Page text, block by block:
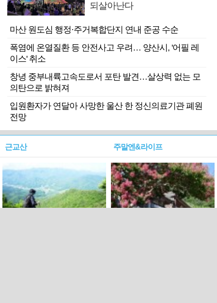
되살아난다
마산 원도심 행정·주거복합단지 연내 준공 수순
폭염에 온열질환 등 안전사고 우려… 양산시, '어필 레
이스' 취소
창녕 중부내륙고속도로서 포탄 발견…살상력 없는 모
의탄으로 밝혀져
입원환자가 연달아 사망한 울산 한 정신의료기관 폐원
전망
근교산 주말엔&라이프